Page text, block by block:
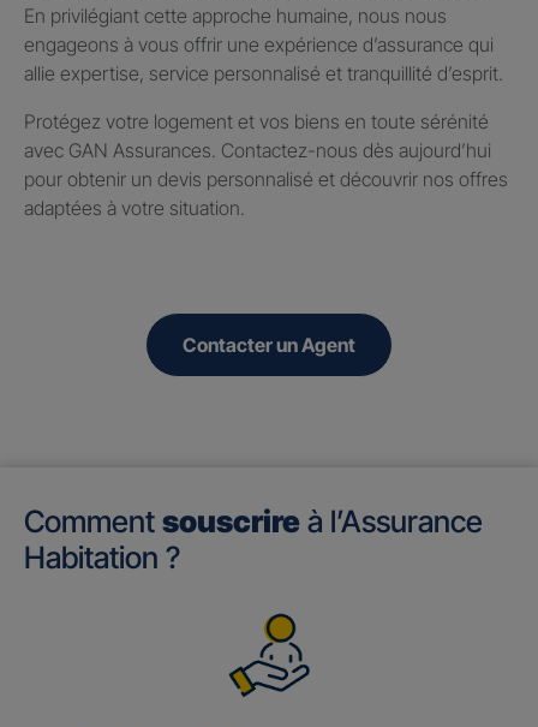
En privilégiant cette approche humaine, nous nous
engageons à vous offrir une expérience d’assurance qui
allie expertise, service personnalisé et tranquillité d’esprit.
Protégez votre logement et vos biens en toute sérénité
avec GAN Assurances. Contactez-nous dès aujourd’hui
pour obtenir un devis personnalisé et découvrir nos offres
adaptées à votre situation.
Contacter un Agent
Comment souscrire à l’Assurance
Habitation ?